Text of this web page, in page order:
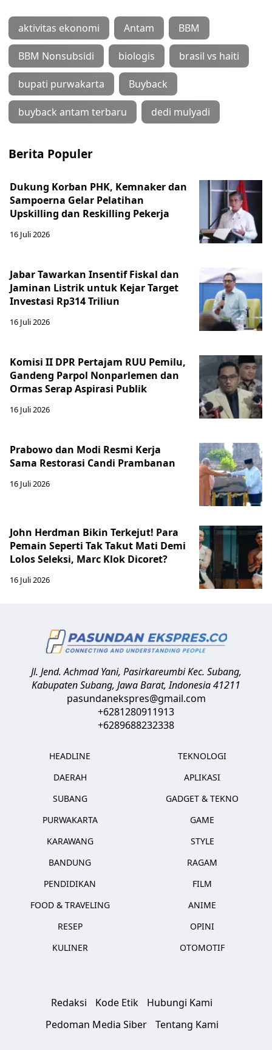
aktivitas ekonomi Antam BBM
BBM Nonsubsidi biologis brasil vs haiti
bupati purwakarta Buyback
buyback antam terbaru dedi mulyadi
Berita Populer
Dukung Korban PHK, Kemnaker dan
Sampoerna Gelar Pelatihan
Upskilling dan Reskilling Pekerja
16 Juli 2026
Jabar Tawarkan Insentif Fiskal dan
Jaminan Listrik untuk Kejar Target
Investasi Rp314 Triliun
16 Juli 2026
Komisi II DPR Pertajam RUU Pemilu,
Gandeng Parpol Nonparlemen dan
Ormas Serap Aspirasi Publik
16 Juli 2026
Prabowo dan Modi Resmi Kerja
Sama Restorasi Candi Prambanan
16 Juli 2026
John Herdman Bikin Terkejut! Para
Pemain Seperti Tak Takut Mati Demi
Lolos Seleksi, Marc Klok Dicoret?
16 Juli 2026
Jl. Jend. Achmad Yani, Pasirkareumbi Kec. Subang,
Kabupaten Subang, Jawa Barat,Indonesia41211
pasundanekspres@gmail.com
+6281280911913
+6289688232338
HEADLINE
DAERAH
SUBANG
PURWAKARTA
KARAWANG
BANDUNG
PENDIDIKAN
FOOD & TRAVELING
RESEP
KULINER
TEKNOLOGI
APLIKASI
GADGET & TEKNO
GAME
STYLE
RAGAM
FILM
ANIME
OPINI
OTOMOTIF
Redaksi Kode Etik
Hubungi Kami
Pedoman Media Siber
Tentang Kami